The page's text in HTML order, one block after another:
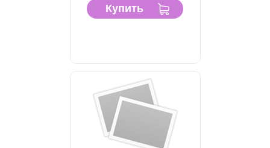
Купить